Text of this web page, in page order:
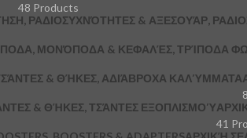
48 Products
ΡΑΔΙΟΣΥΧΝΌΤΗΤΕΣ & ΑΞΕΣΟΥΆΡ,
ΜΟΝΌΠΟΔΑ & ΚΕΦΑΛΈΣ, ΤΡΊΠΟΔΑ
& ΘΉΚΕΣ, ΑΔΙΆΒΡΟΧΑ ΚΑΛΎΜΜΑΤΑ
& ΘΉΚΕΣ, ΤΣΆΝΤΕΣ ΕΞΟΠΛΙΣΜΟΎ
41